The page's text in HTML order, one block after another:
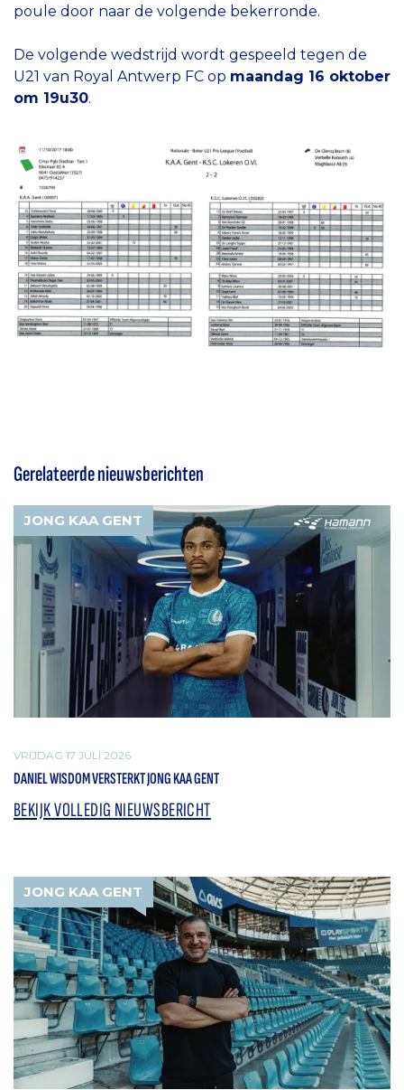
poule door naar de volgende bekerronde.
De volgende wedstrijd wordt gespeeld tegen de
U21 van Royal Antwerp FC op maandag 16 oktober
om 19u30.
Gerelateerde nieuwsberichten
JONG KAA GENT
VRIJDAG 17 JULI 2026
DANIEL WISDOM VERSTERKT JONG KAA GENT
BEKIJK VOLLEDIG NIEUWSBERICHT
JONG KAA GENT